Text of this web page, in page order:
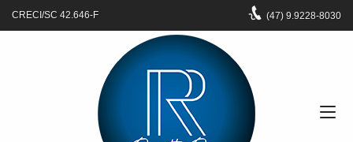
CRECI/SC 42.646-F (47) 9.9228-8030